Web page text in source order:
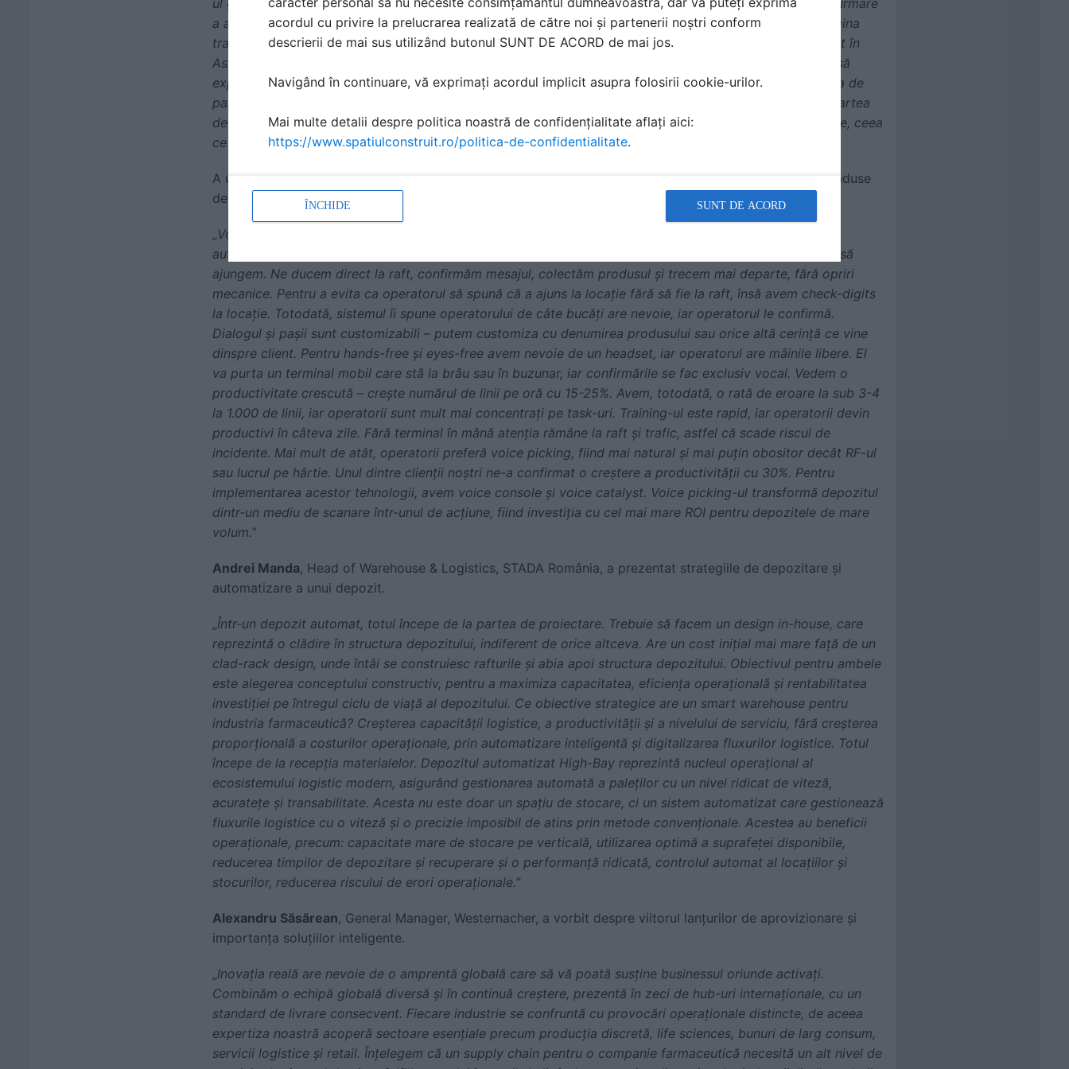
a acestor crize, am avut probleme de capacitate de transport: containerele ne întârziau. Vă puteați imagina
tranzitul de produse din Asia – este o altă problemă pe care o avem, faptul că toți producătorii mari sunt în
Asia. Astfel, una dintre cele mai de impact măsuri pe care am luat-o a fost să încercăm multe porturi și să
explorăm diverse opțiuni de transport. Am încercat să creștem densitatea de piese în paleți și densitatea de
paleți în containerele noastre. Am ajuns la 98-99% filling rate în containere. Am încercat să optimizăm partea
de raw materials. Am schimbat conceptele de paletizare, astfel încât paleții să fie stackable în containere, ceea
ce ne-a ajutat să avem o reducere semnificativă de transporturi.”
A urmat
, Consultant de Implementare, Mantis Group, care a vorbit despre avantajele aduse
de soluțiile de voice picking în optimizarea proceselor din depozite.
„Vom vorbi astăzi de voice picking, care, alături de pick to light și vision picking, este pasul următor al
automatizării. În voice picking pașii sunt mult mai scurți – sistemul ne spune lista sau zona unde trebuie să
ajungem. Ne ducem direct la raft, confirmăm mesajul, colectăm produsul și trecem mai departe, fără opriri
mecanice. Pentru a evita ca operatorul să spună că a ajuns la locație fără să fie la raft, însă avem check-digits
la locație. Totodată, sistemul îi spune operatorului de câte bucăți are nevoie, iar operatorul le confirmă.
Dialogul și pașii sunt customizabili – putem customiza cu denumirea produsului sau orice altă cerință ce vine
dinspre client. Pentru hands-free și eyes-free avem nevoie de un headset, iar operatorul are mâinile libere. El
va purta un terminal mobil care stă la brâu sau în buzunar, iar confirmările se fac exclusiv vocal. Vedem o
productivitate crescută – crește numărul de linii pe oră cu 15-25%. Avem, totodată, o rată de eroare la sub 3-4
la 1.000 de linii, iar operatorii sunt mult mai concentrați pe task-uri. Training-ul este rapid, iar operatorii devin
productivi în câteva zile. Fără terminal în mână atenția rămâne la raft și trafic, astfel că scade riscul de
incidente. Mai mult de atât, operatorii preferă voice picking, fiind mai natural și mai puțin obositor decât RF-ul
sau lucrul pe hârtie. Unul dintre clienții noștri ne-a confirmat o creștere a productivității cu 30%. Pentru
implementarea acestor tehnologii, avem voice console și voice catalyst. Voice picking-ul transformă depozitul
dintr-un mediu de scanare într-unul de acțiune, fiind investiția cu cel mai mare ROI pentru depozitele de mare
volum.”
Andrei Manda, Head of Warehouse & Logistics, STADA România, a prezentat strategiile de depozitare și
automatizare a unui depozit.
„Într-un depozit automat, totul începe de la partea de proiectare. Trebuie să facem un design in-house, care
reprezintă o clădire în structura depozitului, indiferent de orice altceva. Are un cost inițial mai mare față de un
clad-rack design, unde întâi se construiesc rafturile și abia apoi structura depozitului. Obiectivul pentru ambele
este alegerea conceptului constructiv, pentru a maximiza capacitatea, eficiența operațională și rentabilitatea
investiției pe întregul ciclu de viață al depozitului. Ce obiective strategice are un smart warehouse pentru
industria farmaceutică? Creșterea capacității logistice, a productivității și a nivelului de serviciu, fără creșterea
proporțională a costurilor operaționale, prin automatizare inteligentă și digitalizarea fluxurilor logistice. Totul
începe de la recepția materialelor. Depozitul automatizat High-Bay reprezintă nucleul operațional al
ecosistemului logistic modern, asigurând gestionarea automată a paleților cu un nivel ridicat de viteză,
acuratețe și transabilitate. Acesta nu este doar un spațiu de stocare, ci un sistem automatizat care gestionează
fluxurile logistice cu o viteză și o precizie imposibil de atins prin metode convenționale. Acestea au beneficii
operaționale, precum: capacitate mare de stocare pe verticală, utilizarea optimă a suprafeței disponibile,
reducerea timpilor de depozitare și recuperare și o performanță ridicată, controlul automat al locațiilor și
stocurilor, reducerea riscului de erori operaționale.”
Alexandru Săsărean, General Manager, Westernacher, a vorbit despre viitorul lanțurilor de aprovizionare și
importanța soluțiilor inteligente.
„Inovația reală are nevoie de o amprentă globală care să vă poată susține businessul oriunde activați.
Combinăm o echipă globală diversă și în continuă creștere, prezentă în zeci de hub-uri internaționale, cu un
standard de livrare consecvent. Fiecare industrie se confruntă cu provocări operaționale distincte, de aceea
expertiza noastră acoperă sectoare esențiale precum producția discretă, life sciences, bunuri de larg consum,
servicii logistice și retail. Înțelegem că un supply chain pentru o companie farmaceutică necesită un alt nivel de
acordul cu privire la prelucrarea realizată de către noi și partenerii noștri conform
descrierii de mai sus utilizând butonul SUNT DE ACORD de mai jos.
Navigând în continuare, vă exprimați acordul implicit asupra folosirii cookie-urilor.
Mai multe detalii despre politica noastră de confidențialitate aflați aici:
https://www.spatiulconstruit.ro/politica-de-confidentialitate.
ÎNCHIDE SUNT DE ACORD